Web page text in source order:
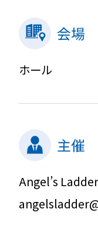
会場
ホール
主催
Angel’s